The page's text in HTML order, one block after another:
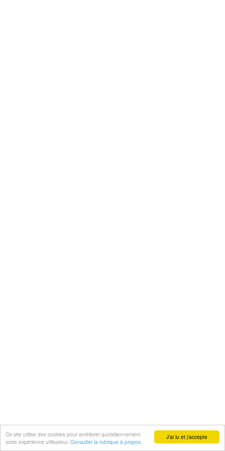
J'ai lu et j'accepte
Ce site utilise des cookies pour améliorer quotidiennement
votre expérience utilisateur. Consulter la rubrique à propos.